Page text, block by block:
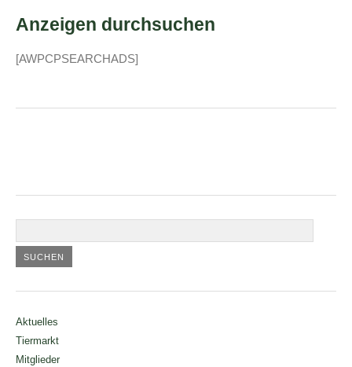
Anzeigen durchsuchen
[AWPCPSEARCHADS]
Aktuelles
Tiermarkt
Mitglieder